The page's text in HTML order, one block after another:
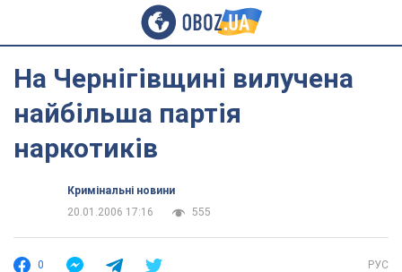
На Чернігівщині вилучена
найбільша партія
наркотиків
Кримінальні новини
20.01.2006 17:16
555
0 РУС